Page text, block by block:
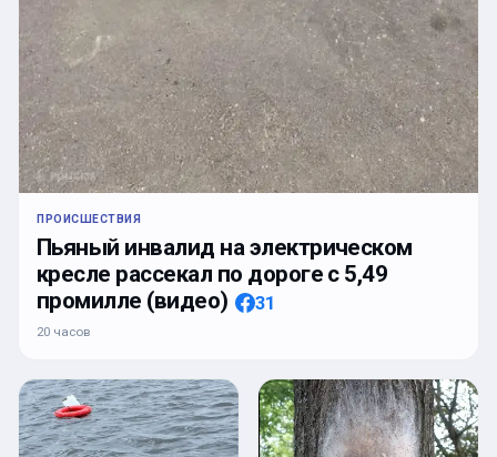
ПРОИСШЕСТВИЯ
Пьяный инвалид на электрическом
кресле рассекал по дороге с 5,49
промилле (видео)
31
20 часов